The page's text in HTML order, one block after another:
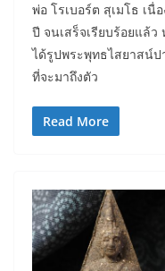
พ่อ โรเบอร์ต สุเมโธ เ
ปี จนเสร็จเรียบร้อยแล้
ได้รูปพระพุทธไสยาสน์ป
ที่จะมาถึงตัว
Read More